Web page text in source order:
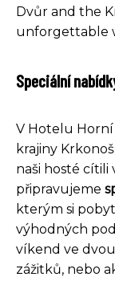
Dvůr and the
unforgettable
Speciální
V Hotelu Horní
krajiny
naši hosté cítili
připravujeme
kterým si
výhodných
víkend ve
zážitků, nebo